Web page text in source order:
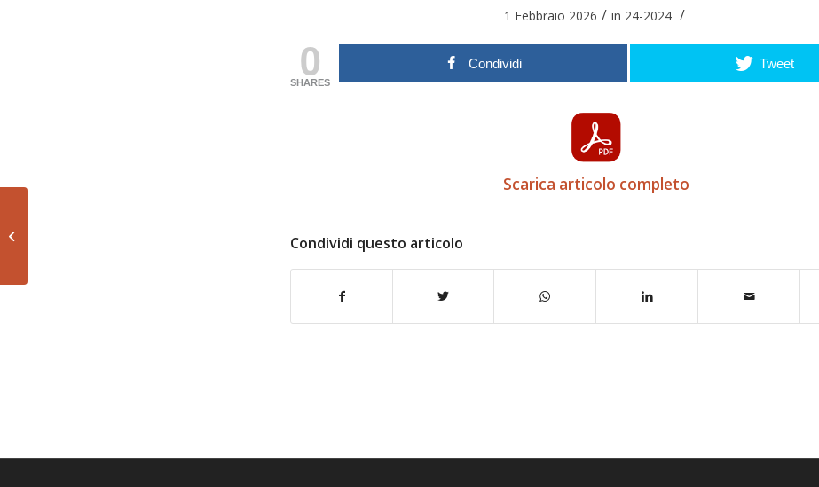
1 Febbraio 2026 / in 24-2024 /
0
SHARES
Condividi Tweet
Scarica articolo completo
Condividi questo articolo